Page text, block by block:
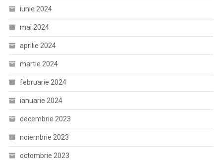
iunie 2024
mai 2024
aprilie 2024
martie 2024
februarie 2024
ianuarie 2024
decembrie 2023
noiembrie 2023
octombrie 2023